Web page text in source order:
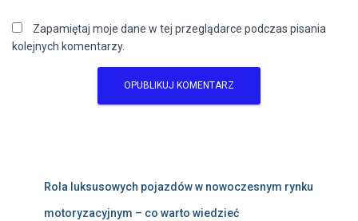
Zapamiętaj moje dane w tej przeglądarce podczas pisania
kolejnych komentarzy.
Rola luksusowych pojazdów w nowoczesnym rynku
motoryzacyjnym – co warto wiedzieć